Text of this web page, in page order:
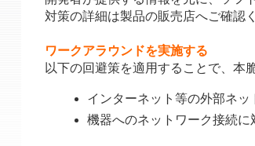
対策の詳細は製品の販売店へご確認
ワークアラウンドを実施する
以下の回避策を適用することで、本
インターネット等の外部ネ
機器へのネットワーク接続に